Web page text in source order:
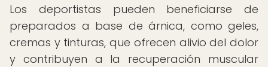
Los deportistas pueden beneficiarse de
preparados a base de árnica, como geles,
cremas y tinturas, que ofrecen alivio del dolor
y contribuyen a la recuperación muscular